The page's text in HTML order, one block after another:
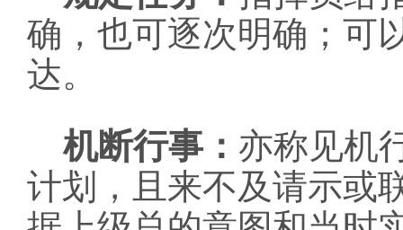
确，也可逐次明确；可
达。
机断行事： 亦称见机
计划，且来不及请示或